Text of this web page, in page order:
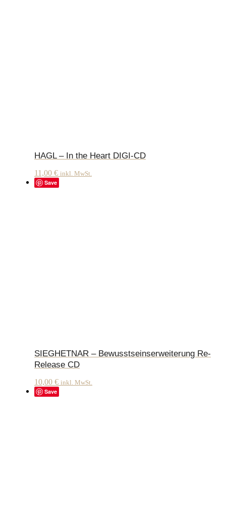
HAGL – In the Heart DIGI-CD
11,00 € inkl. MwSt.
Save
SIEGHETNAR – Bewusstseinserweiterung Re-
Release CD
10,00 € inkl. MwSt.
Save